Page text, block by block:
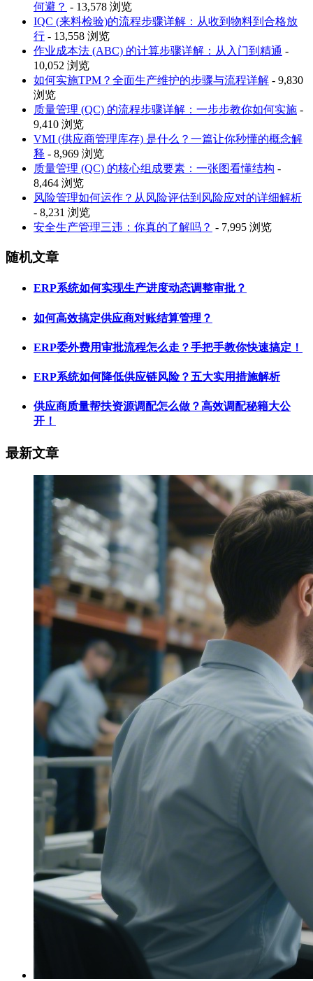
何避？ - 13,578 浏览
IQC (来料检验)的流程步骤详解：从收到物料到合格放
行 - 13,558 浏览
作业成本法 (ABC) 的计算步骤详解：从入门到精通 -
10,052 浏览
如何实施TPM？全面生产维护的步骤与流程详解 - 9,830
浏览
质量管理 (QC) 的流程步骤详解：一步步教你如何实施 -
9,410 浏览
VMI (供应商管理库存) 是什么？一篇让你秒懂的概念解
释 - 8,969 浏览
质量管理 (QC) 的核心组成要素：一张图看懂结构 -
8,464 浏览
风险管理如何运作？从风险评估到风险应对的详细解析
- 8,231 浏览
安全生产管理三违：你真的了解吗？ - 7,995 浏览
随机文章
ERP系统如何实现生产进度动态调整审批？
如何高效搞定供应商对账结算管理？
ERP委外费用审批流程怎么走？手把手教你快速搞定！
ERP系统如何降低供应链风险？五大实用措施解析
供应商质量帮扶资源调配怎么做？高效调配秘籍大公
开！
最新文章